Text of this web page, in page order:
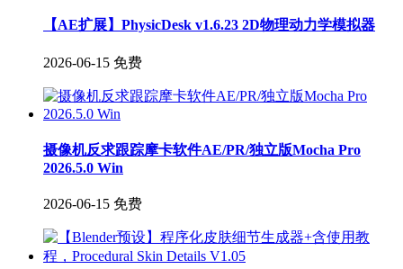
【AE扩展】PhysicDesk v1.6.23 2D物理动力学模拟器
2026-06-15 免费
摄像机反求跟踪摩卡软件AE/PR/独立版Mocha Pro
2026.5.0 Win
2026-06-15 免费